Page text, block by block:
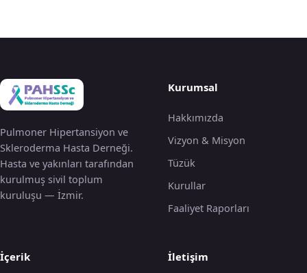
Pulmoner Hipertansiyon ve
Skleroderma Hasta Derneği.
Hasta ve yakınları tarafından
kurulmuş sivil toplum
kuruluşu — İzmir.
Kurumsal
Hakkımızda
Vizyon & Misyon
Tüzük
Kurullar
Faaliyet Raporları
İçerik İletişim